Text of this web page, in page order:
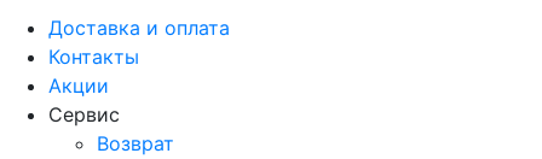
Доставка и оплата
Контакты
Акции
Сервис
Возврат